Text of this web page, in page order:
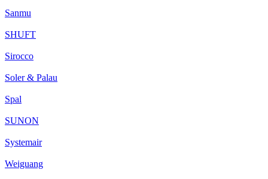
Sanmu
SHUFT
Sirocco
Soler & Palau
Spal
SUNON
Systemair
Weiguang